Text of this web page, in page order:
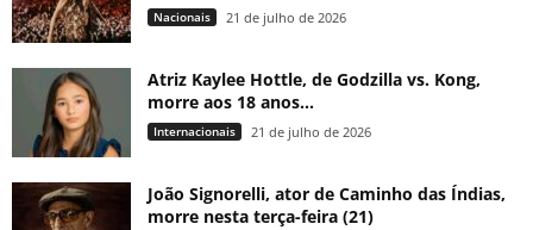
Nacionais 21 de julho de 2026
Atriz Kaylee Hottle, de Godzilla vs. Kong,
morre aos 18 anos...
Internacionais 21 de julho de 2026
João Signorelli, ator de Caminho das Índias,
morre nesta terça-feira (21)